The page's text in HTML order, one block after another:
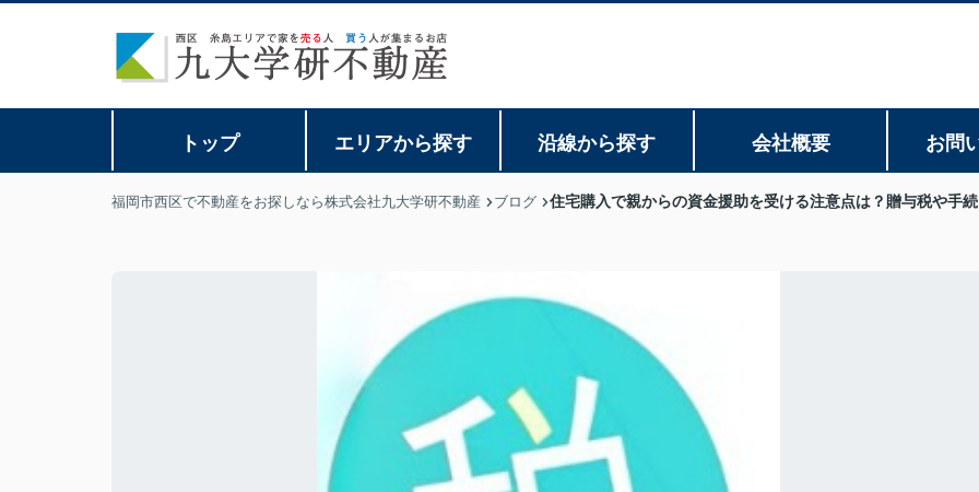
トップ エリアから探す 沿線から探す 会社概要 お問
福岡市西区で不動産をお探しなら株式会社九大学研不動産 ブログ 住宅購入で親からの資金援助を受ける注意点は？贈与税や手